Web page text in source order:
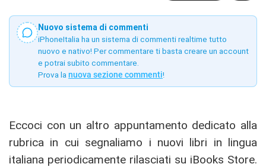
Nuovo sistema di commenti
iPhoneItalia ha un sistema di commenti realtime tutto
nuovo e nativo! Per commentare ti basta creare un account
e potrai subito commentare.
Prova la nuova sezione commenti!
Eccoci con un altro appuntamento dedicato alla
rubrica in cui segnaliamo i nuovi libri in lingua
italiana periodicamente rilasciati su iBooks Store.